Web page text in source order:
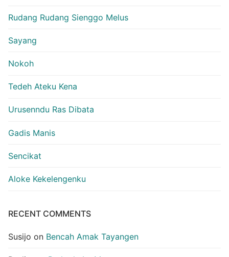
Rudang Rudang Sienggo Melus
Sayang
Nokoh
Tedeh Ateku Kena
Urusenndu Ras Dibata
Gadis Manis
Sencikat
Aloke Kekelengenku
RECENT COMMENTS
Susijo on Bencah Amak Tayangen